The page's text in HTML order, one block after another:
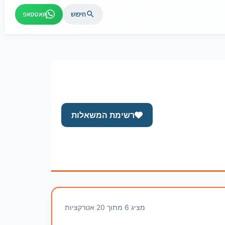
חיפוש וואטסאפ
רשימת המשאלות
מציג 6 מתוך 20 אטרקציות